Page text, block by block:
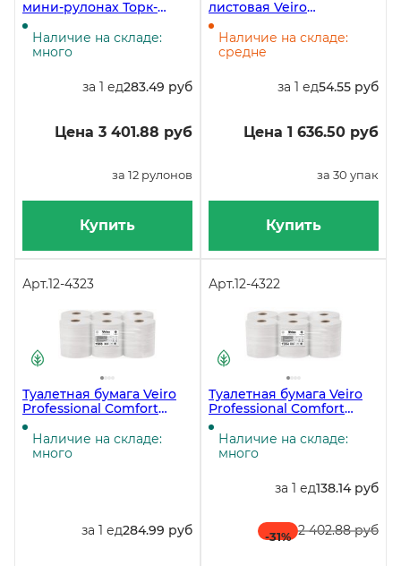
мини-рулонах Торк-
Tellus Комфорт, T2, 2-
слойная, белая, 170
метров, 12 рулонов в
Наличие на складе:
много
за 1 ед283.49 руб
Цена 3 401.88 руб
за 12 рулонов
Купить
листовая Veiro
Professional Comfort
TV201, 2-слойная 250
листов, белая, 30
упаковок в коробе
Наличие на складе:
средне
за 1 ед54.55 руб
Цена 1 636.50 руб
за 30 упак
Купить
Арт.12-4323
Туалетная бумага Veiro
Professional Comfort
T203, 2-слойная, белая,
200 метров, 12 рулонов в
упаковке
Наличие на складе:
много
за 1 ед284.99 руб
Арт.12-4322
Туалетная бумага Veiro
Professional Comfort
T204, 2-слойная, белая,
170 метров, 12 рулонов в
упаковке
Наличие на складе:
много
за 1 ед138.14 руб
-31% 2 402.88 руб